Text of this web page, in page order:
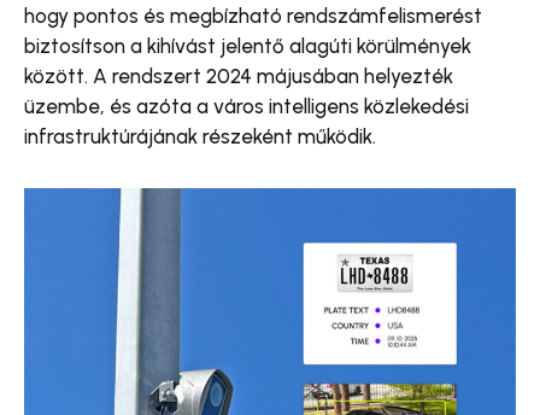
hogy pontos és megbízható rendszámfelismerést
biztosítson a kihívást jelentő alagúti körülmények
között. A rendszert 2024 májusában helyezték
üzembe, és azóta a város intelligens közlekedési
infrastruktúrájának részeként működik.